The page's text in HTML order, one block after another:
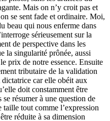
Mais on n’y croit pas et
se sent fade et ordinaire. Moi,
beau qui nous enferme dans
sérieusement sur la
de perspective dans les
la singularité prônée, aussi
prix de notre essence. Ensuite
tributaire de la validation
dictatrice car elle obéit aux
doit constamment être
résumer à une question de
tout comme l’expression
réduite à sa dimension